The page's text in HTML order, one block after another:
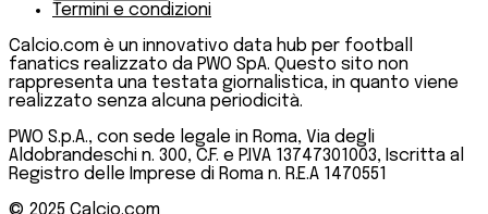
Termini e condizioni
Calcio.com è un innovativo data hub per football
fanatics realizzato da PWO SpA. Questo sito non
rappresenta una testata giornalistica, in quanto viene
realizzato senza alcuna periodicità.
PWO S.p.A., con sede legale in Roma, Via degli
Aldobrandeschi n. 300, C.F. e P.IVA 13747301003, Iscritta al
Registro delle Imprese di Roma n. R.E.A 1470551